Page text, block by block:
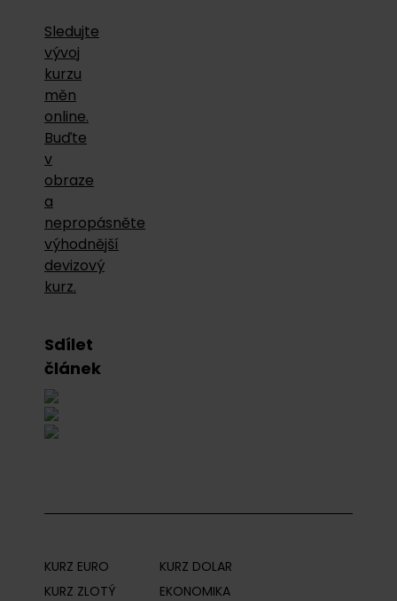
Sledujte
vývoj
kurzu
měn
online.
Buďte
v
obraze
a
nepropásněte
výhodnější
devizový
kurz.
Sdílet
článek
KURZ EURO
KURZ DOLAR
KURZ ZLOTÝ
EKONOMIKA